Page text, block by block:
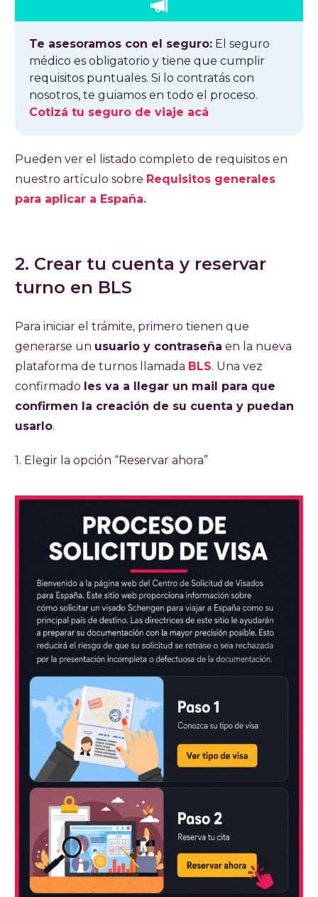
Te asesoramos con el seguro: El seguro
médico es obligatorio y tiene que cumplir
requisitos puntuales. Si lo contratás con
nosotros, te guiamos en todo el proceso.
Cotizá tu seguro de viaje acá
Pueden ver el listado completo de requisitos en
nuestro artículo sobre Requisitos generales
para aplicar a España.
2. Crear tu cuenta y reservar
turno en BLS
Para iniciar el trámite, primero tienen que
generarse un usuario y contraseña en la nueva
plataforma de turnos llamada BLS. Una vez
confirmado les va a llegar un mail para que
confirmen la creación de su cuenta y puedan
usarlo.
1. Elegir la opción “Reservar ahora”